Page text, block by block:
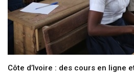
Côte d’Ivoire : des cours en ligne